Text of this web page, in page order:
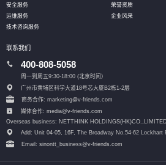
安全服务
运维服务
技术咨询服务
荣誉资质
企业风采
联系我们
400-808-5058
周一到周五9:30-18:00 (北京时间）
广州市黄埔区科学大道18号芯大厦B2栋1-2层
商务合作: marketing@v-friends.com
媒体合作: media@v-friends.com
Overseas business: NETTHINK HOLDINGS(HK)CO.,LIMITED
Add: Unit 04-05, 16F, The Broadway No.54-62 Lockhart
Email: sinontt_business@v-friends.com